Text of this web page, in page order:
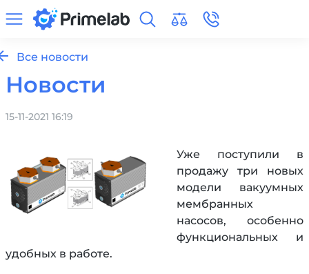
Все новости
Новости
15-11-2021 16:19
Уже поступили в
продажу три новых
модели вакуумных
мембранных
насосов, особенно
функциональных и
удобных в работе.